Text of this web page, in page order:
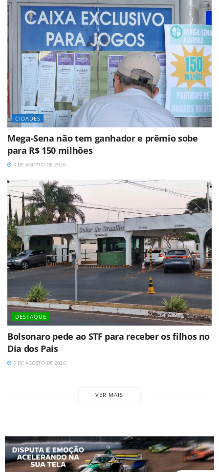
CIDADES
Mega-Sena não tem ganhador e prêmio sobe
para R$ 150 milhões
5 DE AGOSTO DE 2026
DESTAQUE
Bolsonaro pede ao STF para receber os filhos no
Dia dos Pais
5 DE AGOSTO DE 2026
VER MAIS